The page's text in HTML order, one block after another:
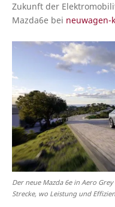
Zukunft der
Mazda6e bei neuwagen-
Der neue Mazda 6e in Aero
Strecke, wo Leistung und